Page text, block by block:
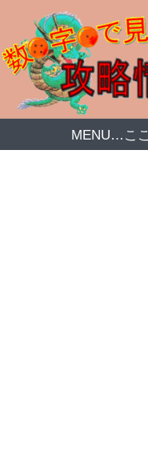
MENU…こ